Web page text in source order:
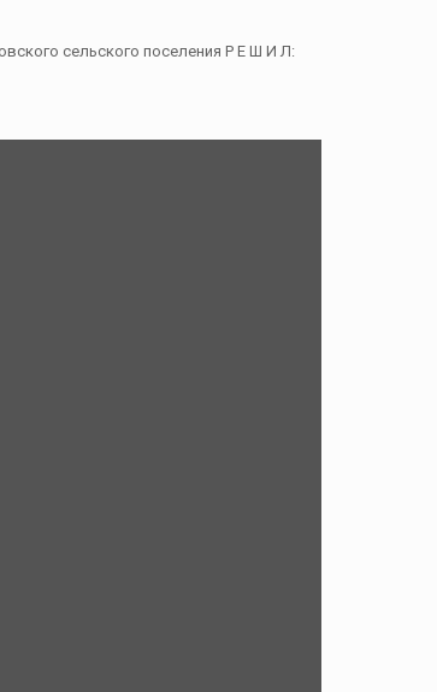
сельского поселения Р Е Ш И Л: